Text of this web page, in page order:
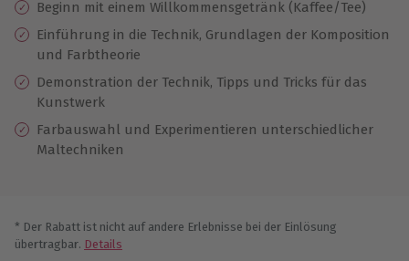
Beginn mit einem Willkommensgetränk (Kaffee/Tee)
Einführung in die Technik, Grundlagen der Komposition
und Farbtheorie
Demonstration der Technik, Tipps und Tricks für das
Kunstwerk
Farbauswahl und Experimentieren unterschiedlicher
Maltechniken
* Der Rabatt ist nicht auf andere Erlebnisse bei der Einlösung
übertragbar. Details